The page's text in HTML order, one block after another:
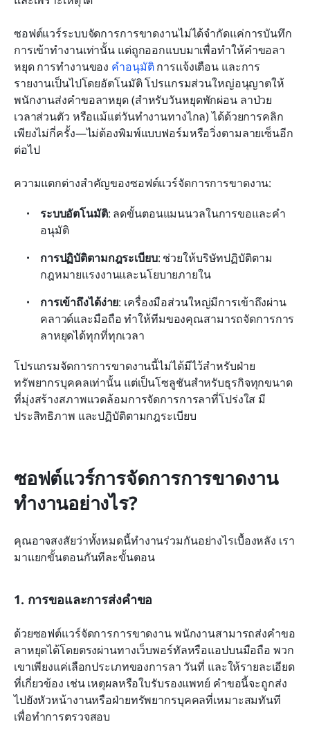
ซอฟต์แวร์ระบบจัดการการขาดงานไม่ได้จำกัดแค่การบันทึก
การเข้าทำงานเท่านั้น แต่ถูกออกแบบมาเพื่อทำให้คำขอลา
หยุด การทำงานของ คำอนุมัติ การแจ้งเตือน และการ
รายงานเป็นไปโดยอัตโนมัติ โปรแกรมส่วนใหญ่อนุญาตให้
พนักงานส่งคำขอลาหยุด (สำหรับวันหยุดพักผ่อน ลาป่วย
เวลาส่วนตัว หรือแม้แต่วันทำงานทางไกล) ได้ด้วยการคลิก
เพียงไม่กี่ครั้ง—ไม่ต้องพิมพ์แบบฟอร์มหรือวิ่งตามลายเซ็นอีก
ต่อไป
ความแตกต่างสำคัญของซอฟต์แวร์จัดการการขาดงาน:
ระบบอัตโนมัติ: ลดขั้นตอนแมนนวลในการขอและคำ
อนุมัติ
การปฏิบัติตามกฎระเบียบ: ช่วยให้บริษัทปฏิบัติตาม
กฎหมายแรงงานและนโยบายภายใน
การเข้าถึงได้ง่าย: เครื่องมือส่วนใหญ่มีการเข้าถึงผ่าน
คลาวด์และมือถือ ทำให้ทีมของคุณสามารถจัดการการ
ลาหยุดได้ทุกที่ทุกเวลา
โปรแกรมจัดการการขาดงานนี้ไม่ได้มีไว้สำหรับฝ่าย
ทรัพยากรบุคคลเท่านั้น แต่เป็นโซลูชันสำหรับธุรกิจทุกขนาด
ที่มุ่งสร้างสภาพแวดล้อมการจัดการการลาที่โปร่งใส มี
ประสิทธิภาพ และปฏิบัติตามกฎระเบียบ
ซอฟต์แวร์การจัดการการขาดงาน
ทำงานอย่างไร?
คุณอาจสงสัยว่าทั้งหมดนี้ทำงานร่วมกันอย่างไรเบื้องหลัง เรา
มาแยกขั้นตอนกันทีละขั้นตอน
1. การขอและการส่งคำขอ
ด้วยซอฟต์แวร์จัดการการขาดงาน พนักงานสามารถส่งคำขอ
ลาหยุดได้โดยตรงผ่านทางเว็บพอร์ทัลหรือแอปบนมือถือ พวก
เขาเพียงแค่เลือกประเภทของการลา วันที่ และให้รายละเอียด
ที่เกี่ยวข้อง เช่น เหตุผลหรือใบรับรองแพทย์ คำขอนี้จะถูกส่ง
ไปยังหัวหน้างานหรือฝ่ายทรัพยากรบุคคลที่เหมาะสมทันที
เพื่อทำการตรวจสอบ